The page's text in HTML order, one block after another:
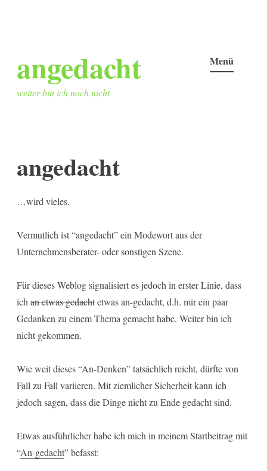
springen
angedacht
weiter bin ich noch nicht
Menü
angedacht
…wird vieles.
Vermutlich ist “angedacht” ein Modewort aus der
Unternehmensberater- oder sonstigen Szene.
Für dieses Weblog signalisiert es jedoch in erster Linie, dass
ich an etwas gedachtetwas an-gedacht, d.h. mir ein paar
Gedanken zu einem Thema gemacht habe. Weiter bin ich
nicht gekommen.
Wie weit dieses “An-Denken” tatsächlich reicht, dürfte von
Fall zu Fall variieren. Mit ziemlicher Sicherheit kann ich
jedoch sagen, dass die Dinge nicht zu Ende gedacht sind.
Etwas ausführlicher habe ich mich in meinem Startbeitrag mit
“An-gedacht” befasst: